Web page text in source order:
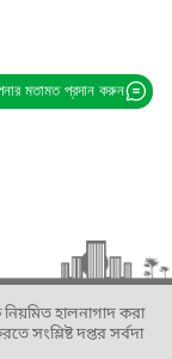
মতামত প্রদান করুন
হালনাগাদ করা
সংশ্লিষ্ট দপ্তর সর্বদা